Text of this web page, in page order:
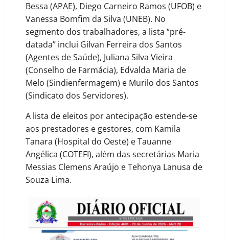
Bessa (APAE), Diego Carneiro Ramos (UFOB) e
Vanessa Bomfim da Silva (UNEB). No
segmento dos trabalhadores, a lista “pré-
datada” inclui Gilvan Ferreira dos Santos
(Agentes de Saúde), Juliana Silva Vieira
(Conselho de Farmácia), Edvalda Maria de
Melo (Sindienfermagem) e Murilo dos Santos
(Sindicato dos Servidores).
A lista de eleitos por antecipação estende-se
aos prestadores e gestores, com Kamila
Tanara (Hospital do Oeste) e Tauanne
Angélica (COTEFI), além das secretárias Maria
Messias Clemens Araújo e Tehonya Lanusa de
Souza Lima.